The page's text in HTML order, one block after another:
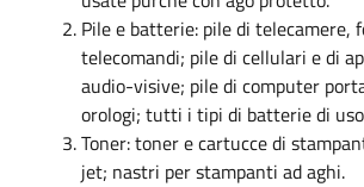
Pile e batterie: pile di telecamere,
telecomandi; pile di cellulari e di
audio-visive; pile di computer
orologi; tutti i tipi di batterie di
Toner: toner e cartucce di
jet; nastri per stampanti ad aghi.